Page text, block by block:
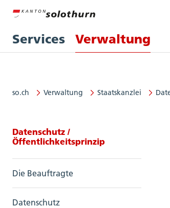
Services Verwaltung
so.ch Verwaltung Staatskanzlei
Seitennavigation:
Datenschutz /
Öffentlichkeitsprinzip
Die Beauftragte
Datenschutz